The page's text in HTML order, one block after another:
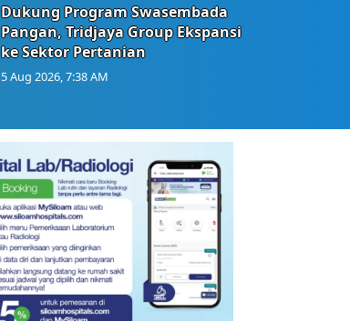
Dukung Program Swasembada
Pangan, Tridjaya Group Ekspansi
ke Sektor Pertanian
5 Aug 2026, 7:38 AM